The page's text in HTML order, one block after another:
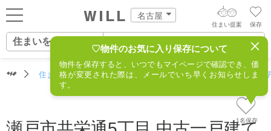
名古屋
ログイン
新規会員登録
保存
住まい提案
住まいをさがす
住まいをさがす
AIウィルくんの提案
AI住まい提案を受ける
住まいをさがす（名古屋） 住所からさがす 不動産(瀬
♡物件のお気に入り保存について
物件を保存すると、いつでもマイページで確認でき、価
格が変更された際は、メールでいち早くお知らせしま
す。
1名保存